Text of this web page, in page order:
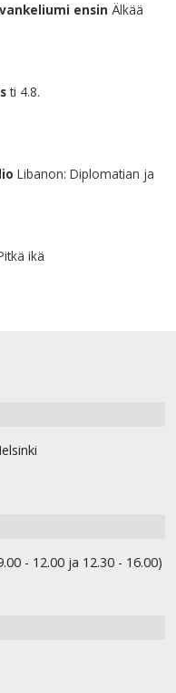
ensin Älkää
ti 4.8.
Libanon: Diplomatian ja
ikä
- 12.00 ja 12.30 - 16.00)